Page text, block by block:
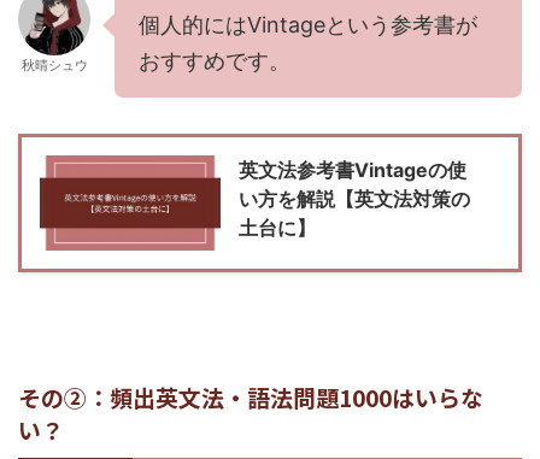
秋晴シュウ
個人的にはVintageという参考書が
おすすめです。
英文法参考書Vintageの使
い方を解説【英文法対策の
土台に】
その②：頻出英文法・語法問題1000はいらな
い？